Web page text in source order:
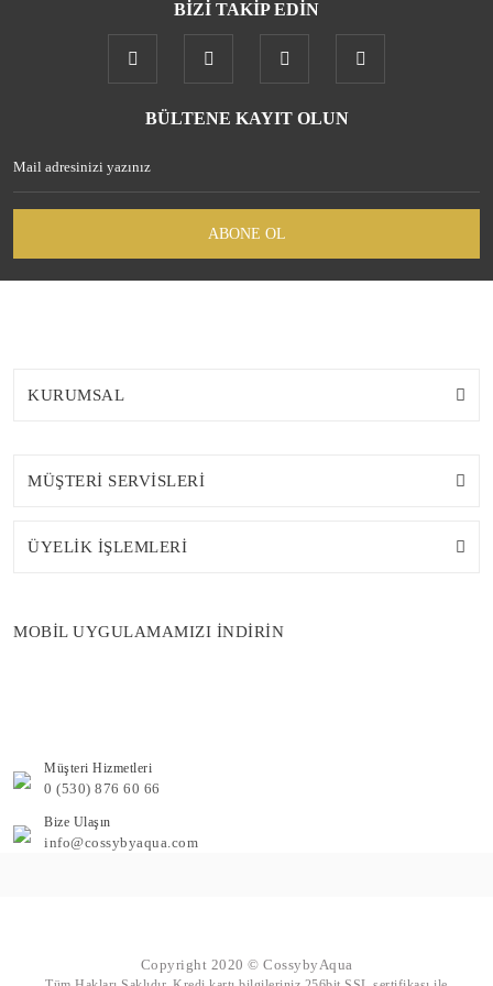
Gönder
BİZİ TAKİP EDİN
BÜLTENE KAYIT OLUN
ABONE OL
KURUMSAL
MÜŞTERİ SERVİSLERİ
ÜYELİK İŞLEMLERİ
MOBİL UYGULAMAMIZI İNDİRİN
Müşteri Hizmetleri
0 (530) 876 60 66
Bize Ulaşın
info@cossybyaqua.com
Copyright 2020 © CossybyAqua